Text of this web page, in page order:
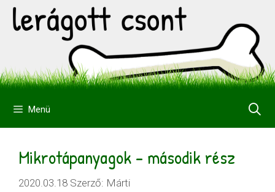
Kilépés
Menü
Mikrotápanyagok – második rész
2020.03.18 Szerző: Márti